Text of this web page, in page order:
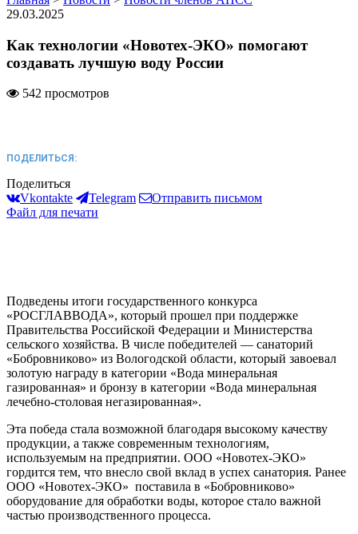
29.03.2025
Как технологии «Новотех-ЭКО» помогают
создавать лучшую воду России
542 просмотров
ПОДЕЛИТЬСЯ:
Поделиться
Vkontakte
Telegram
Отправить письмом
Файл для печати
Подведены итоги государственного конкурса
«РОСГЛАВВОДА», который прошел при поддержке
Правительства Российской Федерации и Министерства
сельского хозяйства. В числе победителей — санаторий
«Бобровниково» из Вологодской области, который завоевал
золотую награду в категории «Вода минеральная
газированная» и бронзу в категории «Вода минеральная
лечебно-столовая негазированная».
Эта победа стала возможной благодаря высокому качеству
продукции, а также современным технологиям,
используемым на предприятии. ООО «Новотех-ЭКО»
гордится тем, что внесло свой вклад в успех санатория. Ранее
ООО «Новотех-ЭКО» поставила в «Бобровниково»
оборудование для обработки воды, которое стало важной
частью производственного процесса.